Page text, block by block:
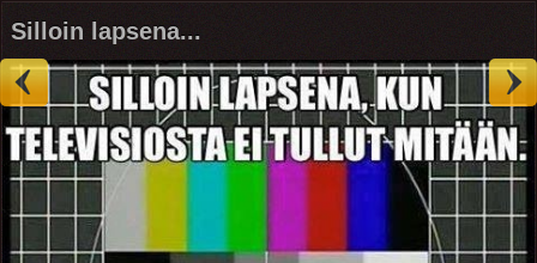
Silloin lapsena...